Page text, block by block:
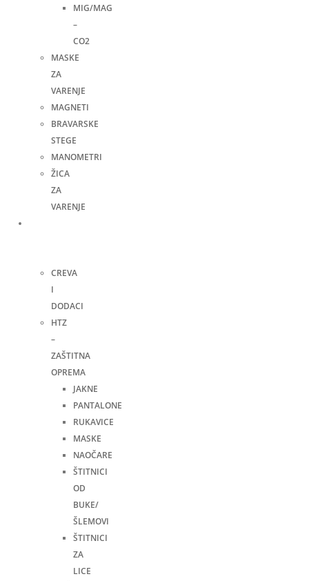
MIG/MAG
–
CO2
MASKE
ZA
VARENJE
MAGNETI
BRAVARSKE
STEGE
MANOMETRI
ŽICA
ZA
VARENJE
CREVA
I
DODACI
HTZ
–
ZAŠTITNA
OPREMA
JAKNE
PANTALONE
RUKAVICE
MASKE
NAOČARE
ŠTITNICI
OD
BUKE/
ŠLEMOVI
ŠTITNICI
ZA
LICE